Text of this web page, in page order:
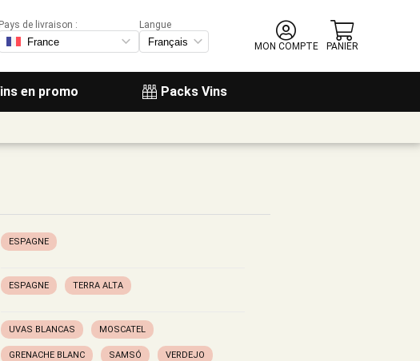
en promo Packs Vins
Pays de livraison :
Langue
MON COMPTE
PANIER
ESPAGNE
ESPAGNE TERRA ALTA
UVAS BLANCAS MOSCATEL
GRENACHE BLANC SAMSÓ VERDEJO